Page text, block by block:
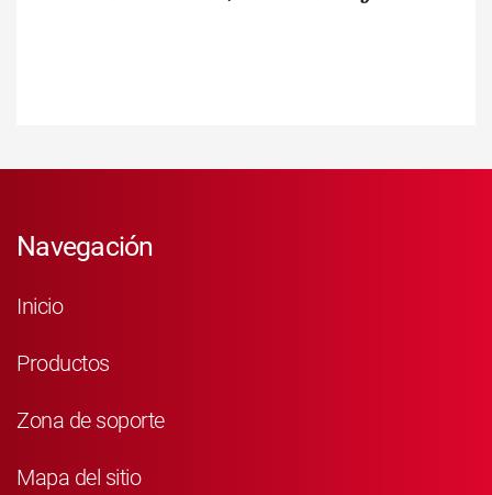
Navegación
Inicio
Productos
Zona de soporte
Mapa del sitio